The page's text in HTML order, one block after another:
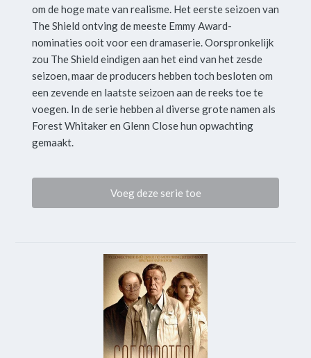
om de hoge mate van realisme. Het eerste seizoen van
The Shield ontving de meeste Emmy Award-
nominaties ooit voor een dramaserie. Oorspronkelijk
zou The Shield eindigen aan het eind van het zesde
seizoen, maar de producers hebben toch besloten om
een zevende en laatste seizoen aan de reeks toe te
voegen. In de serie hebben al diverse grote namen als
Forest Whitaker en Glenn Close hun opwachting
gemaakt.
Voeg deze serie toe